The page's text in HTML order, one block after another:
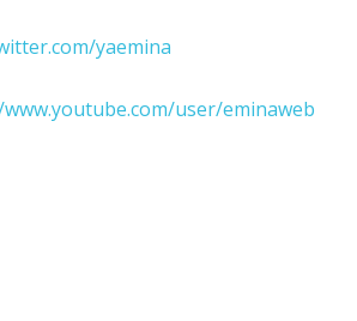
yaemina
user/eminaweb